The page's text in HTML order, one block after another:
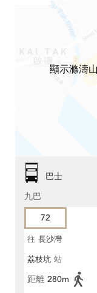
顯示滌濤
巴士
九巴
72
往 長沙灣
荔枝坑 站
距離 280m